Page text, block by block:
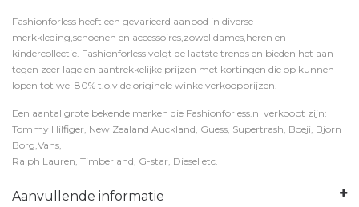
Fashionforless heeft een gevarieerd aanbod in diverse
merkkleding,schoenen en accessoires,zowel dames,heren en
kindercollectie. Fashionforless volgt de laatste trends en bieden het aan
tegen zeer lage en aantrekkelijke prijzen met kortingen die op kunnen
lopen tot wel 80% t.o.v de originele winkelverkoopprijzen.
Een aantal grote bekende merken die Fashionforless.nl verkoopt zijn:
Tommy Hilfiger, New Zealand Auckland, Guess, Supertrash, Boeji, Bjorn
Borg,Vans,
Ralph Lauren, Timberland, G-star, Diesel etc.
Aanvullende informatie